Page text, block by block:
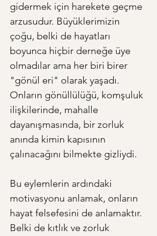
gidermek için harekete geçme
arzusudur. Büyüklerimizin
çoğu, belki de hayatları
boyunca hiçbir derneğe üye
olmadılar ama her biri birer
"gönül eri" olarak yaşadı.
Onların gönüllülüğü, komşuluk
ilişkilerinde, mahalle
dayanışmasında, bir zorluk
anında kimin kapısının
çalınacağını bilmekte gizliydi.
Bu eylemlerin ardındaki
motivasyonu anlamak, onların
hayat felsefesini de anlamaktır.
Belki de kıtlık ve zorluk